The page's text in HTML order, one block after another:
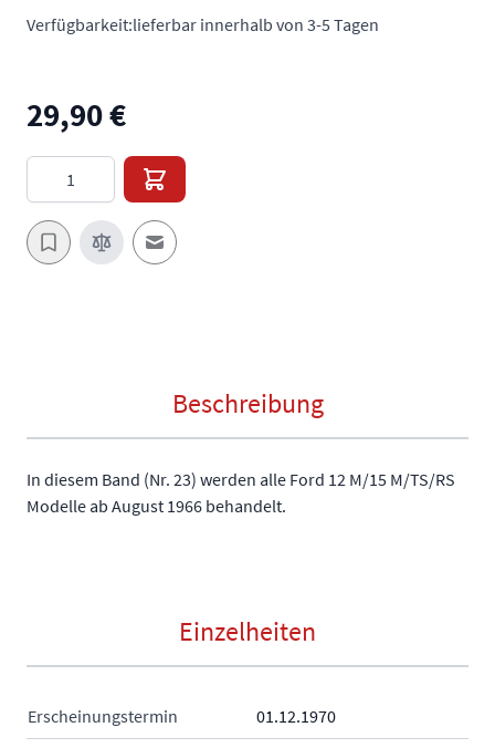
Verfügbarkeit:lieferbar innerhalb von 3-5 Tagen
29,90 €
Menge
E-Mail an einen Freund
Beschreibung
In diesem Band (Nr. 23) werden alle Ford 12 M/15 M/TS/RS
Modelle ab August 1966 behandelt.
Einzelheiten
Erscheinungstermin 01.12.1970